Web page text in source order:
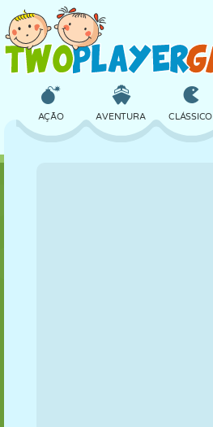
AÇÃO AVENTURA CLÁSSICO